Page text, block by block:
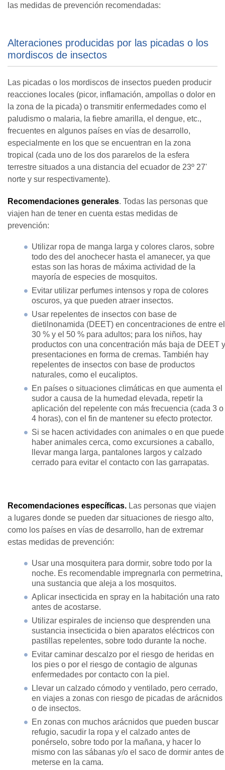
las medidas de prevención recomendadas:
Alteraciones producidas por las picadas o los
mordiscos de insectos
Las picadas o los mordiscos de insectos pueden producir
reacciones locales (picor, inflamación, ampollas o dolor en
la zona de la picada) o transmitir enfermedades como el
paludismo o malaria, la fiebre amarilla, el dengue, etc.,
frecuentes en algunos países en vías de desarrollo,
especialmente en los que se encuentran en la zona
tropical (cada uno de los dos pararelos de la esfera
terrestre situados a una distancia del ecuador de 23º 27'
norte y sur respectivamente).
Recomendaciones generales. Todas las personas que
viajen han de tener en cuenta estas medidas de
prevención:
Utilizar ropa de manga larga y colores claros, sobre
todo des del anochecer hasta el amanecer, ya que
estas son las horas de máxima actividad de la
mayoría de especies de mosquitos.
Evitar utilizar perfumes intensos y ropa de colores
oscuros, ya que pueden atraer insectos.
Usar repelentes de insectos con base de
dietilnonamida (DEET) en concentraciones de entre el
30 % y el 50 % para adultos; para los niños, hay
productos con una concentración más baja de DEET y
presentaciones en forma de cremas. También hay
repelentes de insectos con base de productos
naturales, como el eucaliptos.
En países o situaciones climáticas en que aumenta el
sudor a causa de la humedad elevada, repetir la
aplicación del repelente con más frecuencia (cada 3 o
4 horas), con el fin de mantener su efecto protector.
Si se hacen actividades con animales o en que puede
haber animales cerca, como excursiones a caballo,
llevar manga larga, pantalones largos y calzado
cerrado para evitar el contacto con las garrapatas.
Recomendaciones específicas. Las personas que viajen
a lugares donde se pueden dar situaciones de riesgo alto,
como los países en vías de desarrollo, han de extremar
estas medidas de prevención:
Usar una mosquitera para dormir, sobre todo por la
noche. Es recomendable impregnarla con permetrina,
una sustancia que aleja a los mosquitos.
Aplicar insecticida en spray en la habitación una rato
antes de acostarse.
Utilizar espirales de incienso que desprenden una
sustancia insecticida o bien aparatos eléctricos con
pastillas repelentes, sobre todo durante la noche.
Evitar caminar descalzo por el riesgo de heridas en
los pies o por el riesgo de contagio de algunas
enfermedades por contacto con la piel.
Llevar un calzado cómodo y ventilado, pero cerrado,
en viajes a zonas con riesgo de picadas de arácnidos
o de insectos.
En zonas con muchos arácnidos que pueden buscar
refugio, sacudir la ropa y el calzado antes de
ponérselo, sobre todo por la mañana, y hacer lo
mismo con las sábanas y/o el saco de dormir antes de
meterse en la cama.